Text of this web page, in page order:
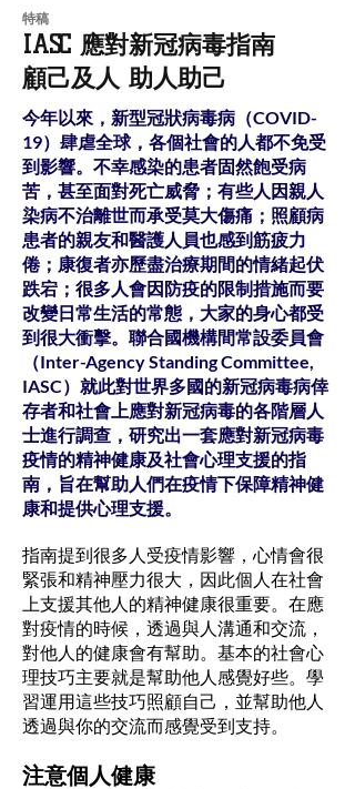
​特稿
IASC 應對新冠病毒指南
顧己及人 助人助己
今年以來，新型冠狀病毒病（COVID-
19）肆虐全球，各個社會的人都不免受
到影響。不幸感染的患者固然飽受病
苦，甚至面對死亡威脅；有些人因親人
染病不治離世而承受莫大傷痛；照顧病
患者的親友和醫護人員也感到筋疲力
倦；康復者亦歷盡治療期間的情緒起伏
跌宕；很多人會因防疫的限制措施而要
改變日常生活的常態，大家的身心都受
到很大衝擊。聯合國機構間常設委員會
（Inter-Agency Standing Committee,
IASC）就此對世界多國的新冠病毒病倖
存者和社會上應對新冠病毒的各階層人
士進行調查，研究出一套應對新冠病毒
疫情的精神健康及社會心理支援的指
南，旨在幫助人們在疫情下保障精神健
康和提供心理支援。
指南提到很多人受疫情影響，心情會很
緊張和精神壓力很大，因此個人在社會
上支援其他人的精神健康很重要。在應
對疫情的時候，透過與人溝通和交流，
對他人的健康會有幫助。基本的社會心
理技巧主要就是幫助他人感覺好些。學
習運用這些技巧照顧自己，並幫助他人
透過與你的交流而感覺受到支持。
注意個人健康